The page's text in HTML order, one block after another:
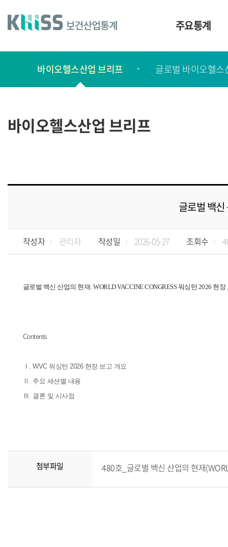
건
주요통계
서
간
행
바이오헬스산업 브리프 글로벌 바이오헬스
바이오헬스산업 브리프
글로벌 백
작성자 관리자 작성일 2026-05-27 조회수
글로벌 백신 산업의 현재: WORLD VACCINE CONGRESS 워싱턴 2026 현장
Contents
Ⅰ. WVC 워싱턴 2026 현장 보고 개요
Ⅱ. 주요 세션별 내용
Ⅲ. 결론 및 시사점
첨부파일 480호_글로벌 백신 산업의 현재